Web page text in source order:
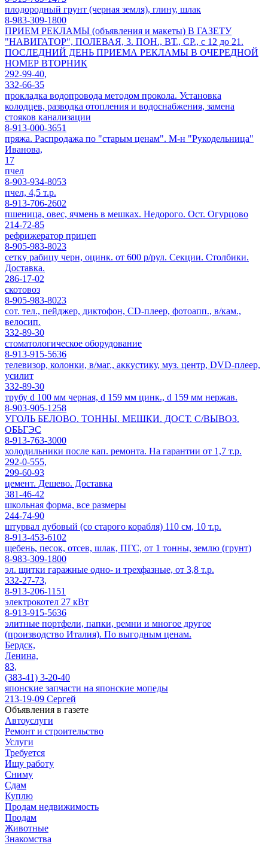
плодородный грунт (черная земля), глину, шлак
8-983-309-1800
ПРИЕМ РЕКЛАМЫ (объявления и макеты) В ГАЗЕТУ
"НАВИГАТОР", ПОЛЕВАЯ, 3. ПОН., ВТ., СР., с 12 до 21.
ПОСЛЕДНИЙ ДЕНЬ ПРИЕМА РЕКЛАМЫ В ОЧЕРЕДНОЙ
НОМЕР ВТОРНИК
292-99-40,
332-66-35
прокладка водопровода методом прокола. Установка
колодцев, разводка отопления и водоснабжения, замена
стояков канализации
8-913-000-3651
пряжа. Распродажа по "старым ценам". М-н "Рукодельница"
Иванова,
17
пчел
8-903-934-8053
пчел, 4,5 т.р.
8-913-706-2602
пшеница, овес, ячмень в мешках. Недорого. Ост. Огурцово
214-72-85
рефрижератор прицеп
8-905-983-8023
сетку рабицу черн, оцинк. от 600 р/рул. Секции. Столбики.
Доставка.
286-17-02
скотовоз
8-905-983-8023
сот. тел., пейджер, диктофон, CD-плеер, фотоапп., в/кам.,
велосип.
332-89-30
стоматологическое оборудование
8-913-915-5636
телевизор, колонки, в/маг., аккустику, муз. центр, DVD-плеер,
усилит
332-89-30
трубу d 100 мм черная, d 159 мм цинк., d 159 мм нержав.
8-903-905-1258
УГОЛЬ БЕЛОВО. ТОННЫ. МЕШКИ. ДОСТ. С/ВЫВОЗ.
ОБЬГЭС
8-913-763-3000
холодильники после кап. ремонта. На гарантии от 1,7 т.р.
292-0-555,
299-60-93
цемент. Дешево. Доставка
381-46-42
школьная форма, все размеры
244-74-90
штурвал дубовый (со старого корабля) 110 см, 10 т.р.
8-913-453-6102
щебень, песок, отсев, шлак, ПГС, от 1 тонны, землю (грунт)
8-983-309-1800
эл. щитки гаражные одно- и трехфазные, от 3,8 т.р.
332-27-73,
8-913-206-1151
электрокотел 27 кВт
8-913-915-5636
элитные портфели, папки, ремни и многое другое
(производство Италия). По выгодным ценам.
Бердск,
Ленина,
83,
(383-41) 3-20-40
японские запчасти на японские мопеды
213-19-09 Сергей
Объявления в газете
Автоуслуги
Ремонт и строительство
Услуги
Требуется
Ищу работу
Сниму
Сдам
Куплю
Продам недвижимость
Продам
Животные
Знакомства